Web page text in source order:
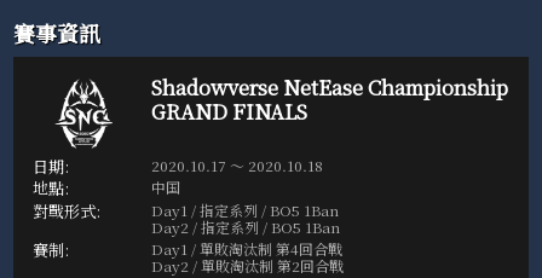
賽事資訊
Shadowverse NetEase Championship
GRAND FINALS
2020.10.17 ～ 2020.10.18
中国
Day1 / 指定系列 / BO5 1Ban
Day2 / 指定系列 / BO5 1Ban
Day1 / 單敗淘汰制 第4回合戰
Day2 / 單敗淘汰制 第2回合戰